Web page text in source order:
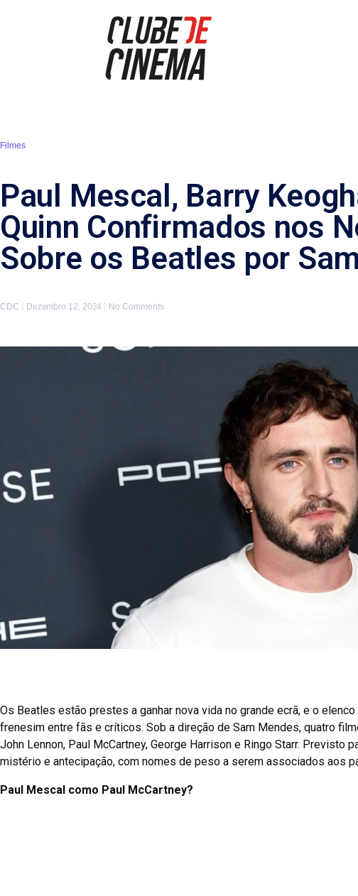
Filmes
Paul Mescal, Barry
Quinn Confirmados nos
Sobre os Beatles por
CDC Dezembro 12, 2024 No Comments
Os Beatles estão prestes a ganhar nova vida no grande ecrã, e o
frenesim entre fãs e críticos. Sob a direção de Sam Mendes, quatro
John Lennon, Paul McCartney, George Harrison e Ringo Starr. Previsto
mistério e antecipação, com nomes de peso a serem associados aos
Paul Mescal como Paul McCartney?